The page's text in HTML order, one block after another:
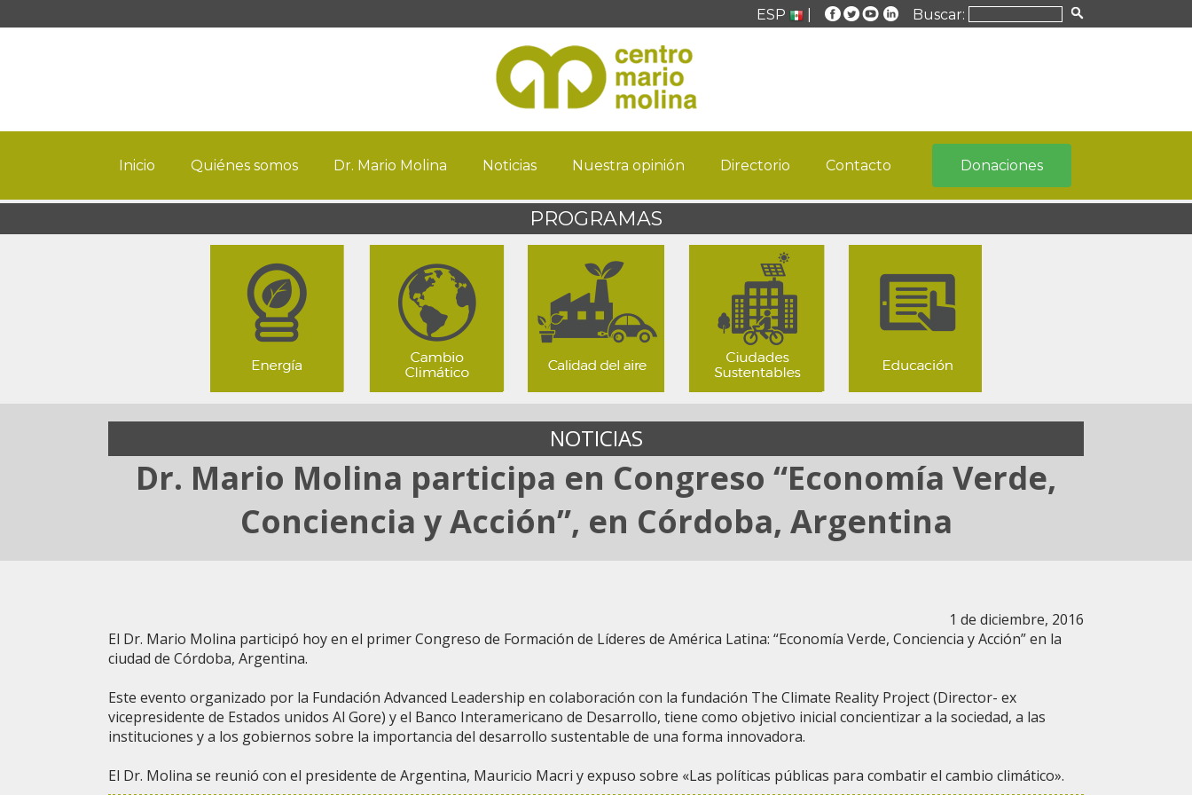
ESP Buscar:
Inicio Quiénes somos Dr. Mario Molina Noticias Nuestra opinión Directorio Contacto Donaciones
PROGRAMAS
NOTICIAS
Dr. Mario Molina participa en Congreso “Economía Verde,
Conciencia y Acción”, en Córdoba, Argentina
1 de diciembre, 2016
El Dr. Mario Molina participó hoy en el primer Congreso de Formación de Líderes de América Latina: “Economía Verde, Conciencia y Acción” en la
ciudad de Córdoba, Argentina.
Este evento organizado por la Fundación Advanced Leadership en colaboración con la fundación The Climate Reality Project (Director- ex
vicepresidente de Estados unidos Al Gore) y el Banco Interamericano de Desarrollo, tiene como objetivo inicial concientizar a la sociedad, a las
instituciones y a los gobiernos sobre la importancia del desarrollo sustentable de una forma innovadora.
El Dr. Molina se reunió con el presidente de Argentina, Mauricio Macri y expuso sobre «Las políticas públicas para combatir el cambio climático».